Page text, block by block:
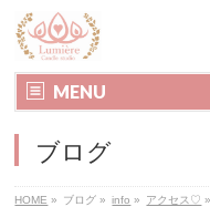
MENU
ブログ
HOME » ブログ » info » アクセス♡ »